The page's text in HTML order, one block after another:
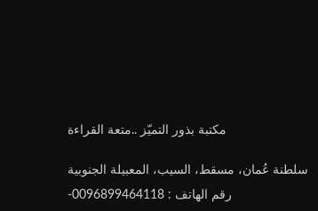
مكتبة بذور التميّز ..متعة القراءة
سلطنة عُمان، مسقط، السيب، المعبيلة الجنوبية
رقم الهاتف : 0096899464118-